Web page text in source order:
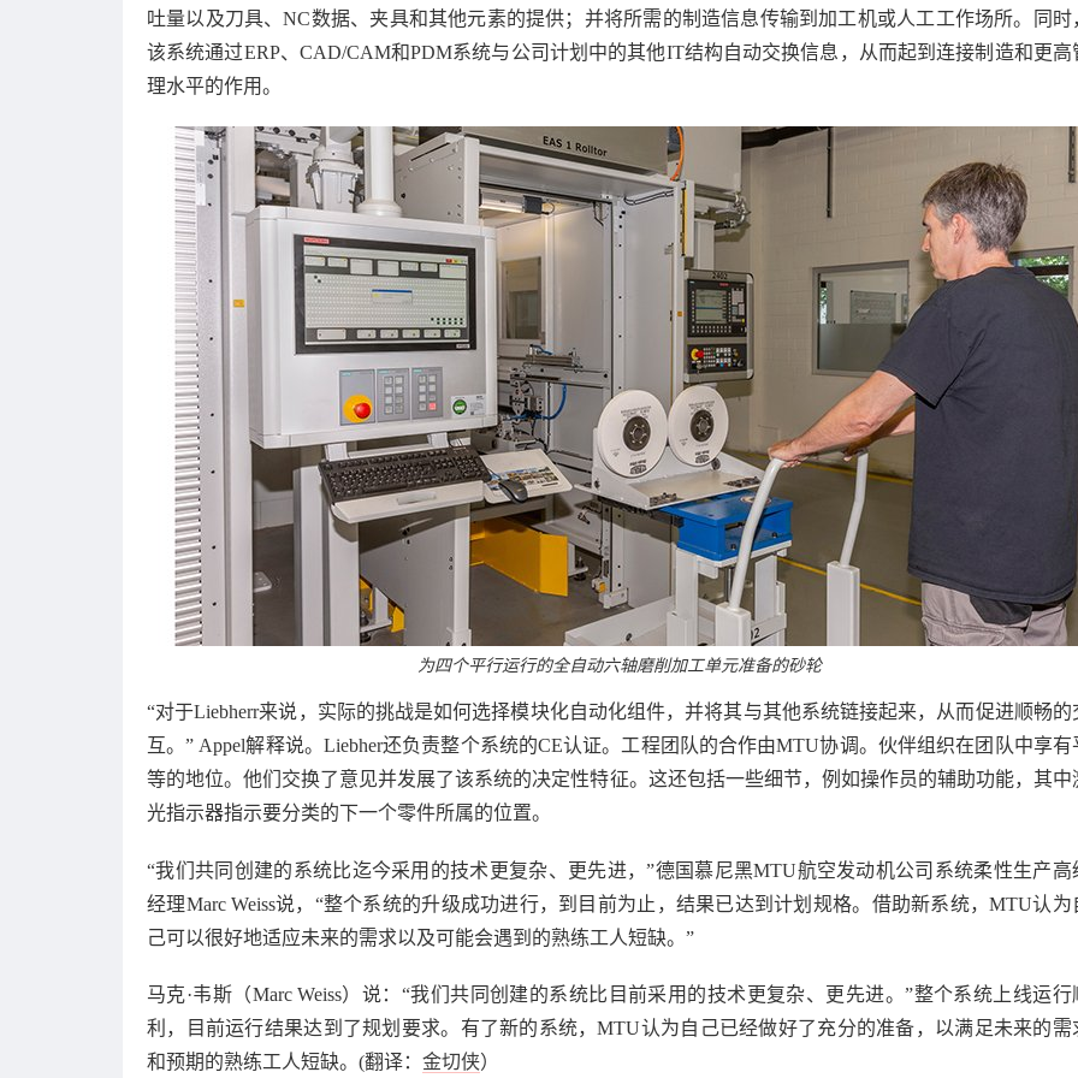
吐量以及刀具、NC数据、夹具和其他元素的提供；并将所需的制造信息传输到加工机或人工工作场所。同时
该系统通过ERP、CAD/CAM和PDM系统与公司计划中的其他IT结构自动交换信息，从而起到连接制造和更高
理水平的作用。
为四个平行运行的全自动六轴磨削加工单元准备的砂轮
“对于Liebherr来说，实际的挑战是如何选择模块化自动化组件，并将其与其他系统链接起来，从而促进顺畅的
互。” Appel解释说。Liebher还负责整个系统的CE认证。工程团队的合作由MTU协调。伙伴组织在团队中享有
等的地位。他们交换了意见并发展了该系统的决定性特征。这还包括一些细节，例如操作员的辅助功能，其中
光指示器指示要分类的下一个零件所属的位置。
“我们共同创建的系统比迄今采用的技术更复杂、更先进，”德国慕尼黑MTU航空发动机公司系统柔性生产高
经理Marc Weiss说，“整个系统的升级成功进行，到目前为止，结果已达到计划规格。借助新系统，MTU认为
己可以很好地适应未来的需求以及可能会遇到的熟练工人短缺。”
马克·韦斯（Marc Weiss）说：“我们共同创建的系统比目前采用的技术更复杂、更先进。”整个系统上线运行
利，目前运行结果达到了规划要求。有了新的系统，MTU认为自己已经做好了充分的准备，以满足未来的需
和预期的熟练工人短缺。(翻译： 金切侠）